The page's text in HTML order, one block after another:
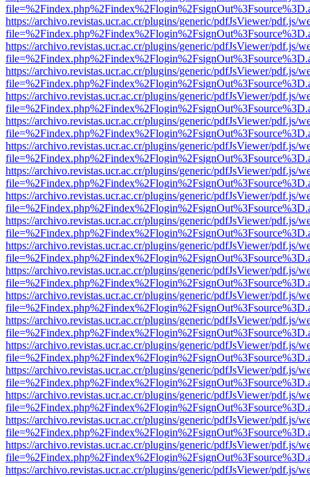
https://archivo.revistas.ucr.ac.cr/plugins/generic/pdfJsViewer/pdf.js/
https://archivo.revistas.ucr.ac.cr/plugins/generic/pdfJsViewer/pdf.js/
https://archivo.revistas.ucr.ac.cr/plugins/generic/pdfJsViewer/pdf.js/
https://archivo.revistas.ucr.ac.cr/plugins/generic/pdfJsViewer/pdf.js/
https://archivo.revistas.ucr.ac.cr/plugins/generic/pdfJsViewer/pdf.js/
https://archivo.revistas.ucr.ac.cr/plugins/generic/pdfJsViewer/pdf.js/
https://archivo.revistas.ucr.ac.cr/plugins/generic/pdfJsViewer/pdf.js/
https://archivo.revistas.ucr.ac.cr/plugins/generic/pdfJsViewer/pdf.js/
https://archivo.revistas.ucr.ac.cr/plugins/generic/pdfJsViewer/pdf.js/
https://archivo.revistas.ucr.ac.cr/plugins/generic/pdfJsViewer/pdf.js/
https://archivo.revistas.ucr.ac.cr/plugins/generic/pdfJsViewer/pdf.js/
https://archivo.revistas.ucr.ac.cr/plugins/generic/pdfJsViewer/pdf.js/
https://archivo.revistas.ucr.ac.cr/plugins/generic/pdfJsViewer/pdf.js/
https://archivo.revistas.ucr.ac.cr/plugins/generic/pdfJsViewer/pdf.js/
https://archivo.revistas.ucr.ac.cr/plugins/generic/pdfJsViewer/pdf.js/
https://archivo.revistas.ucr.ac.cr/plugins/generic/pdfJsViewer/pdf.js/
https://archivo.revistas.ucr.ac.cr/plugins/generic/pdfJsViewer/pdf.js/
https://archivo.revistas.ucr.ac.cr/plugins/generic/pdfJsViewer/pdf.js/
https://archivo.revistas.ucr.ac.cr/plugins/generic/pdfJsViewer/pdf.js/